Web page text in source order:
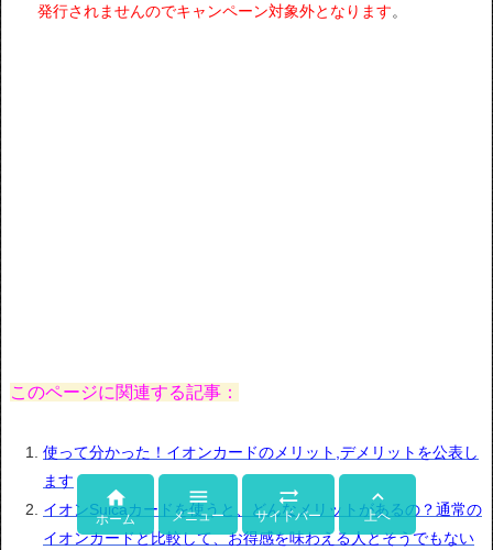
発行されませんのでキャンペーン対象外となります。
このページに関連する記事：
使って分かった！イオンカードのメリット,デメリットを公表し
ます
イオンSuicaカードを使うと、どんなメリットがあるの？通常の
イオンカードと比較して、お得感を味わえる人とそうでもない

ホーム

メニュー

サイドバー

上へ